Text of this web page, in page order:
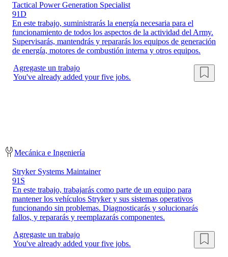
Tactical Power Generation Specialist
91D
En este trabajo, suministrarás la energía necesaria para el
funcionamiento de todos los aspectos de la actividad del Army.
Supervisarás, mantendrás y repararás los equipos de generación
de energía, motores de combustión interna y otros equipos.
Agregaste un trabajo
You've already added your five jobs.
Mecánica e Ingeniería
Stryker Systems Maintainer
91S
En este trabajo, trabajarás como parte de un equipo para
mantener los vehículos Stryker y sus sistemas operativos
funcionando sin problemas. Diagnosticarás y solucionarás
fallos, y repararás y reemplazarás componentes.
Agregaste un trabajo
You've already added your five jobs.